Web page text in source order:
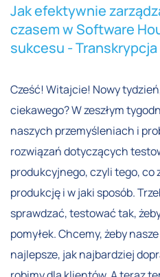
Jak efektywnie
czasem w Software
sukcesu - Transkrypcja
Cześć! Witajcie! Nowy
ciekawego? W zeszłym
naszych przemyśleniach i
rozwiązań dotyczących
produkcyjnego, czyli tego, co
produkcję i w jaki sposób.
sprawdzać, testować tak,
pomyłek. Chcemy, żeby
najlepsze, jak najbardziej